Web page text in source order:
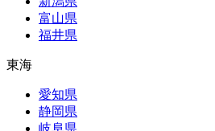
富山県
福井県
東海
愛知県
静岡県